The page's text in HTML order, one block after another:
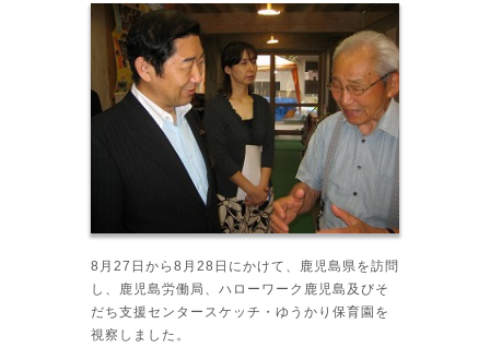
8月27日から8月28日にかけて、鹿児島県を訪問
し、鹿児島労働局、ハローワーク鹿児島及びそ
だち支援センタースケッチ・ゆうかり保育園を
視察しました。